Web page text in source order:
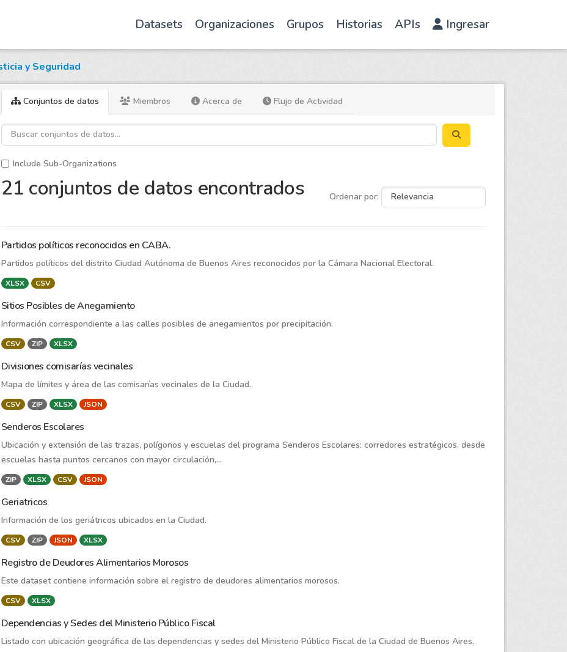
Datasets Organizaciones Grupos Historias APIs Ingresar
y Seguridad
Conjuntos de datos Miembros Acerca de Flujo de Actividad
Include Sub-Organizations
Ordenar por
21 conjuntos de datos encontrados
Partidos políticos reconocidos en CABA.
Partidos políticos del distrito Ciudad Autónoma de Buenos Aires reconocidos por la Cámara Nacional Electoral.
XLSX CSV
Sitios Posibles de Anegamiento
Información correspondiente a las calles posibles de anegamientos por precipitación.
CSV ZIP XLSX
Divisiones comisarías vecinales
Mapa de límites y área de las comisarías vecinales de la Ciudad.
CSV ZIP XLSX JSON
Senderos Escolares
Ubicación y extensión de las trazas, polígonos y escuelas del programa Senderos Escolares: corredores estratégicos, desde
escuelas hasta puntos cercanos con mayor circulación,...
ZIP XLSX CSV JSON
Geriatricos
Información de los geriátricos ubicados en la Ciudad.
CSV ZIP JSON XLSX
Registro de Deudores Alimentarios Morosos
Este dataset contiene información sobre el registro de deudores alimentarios morosos.
CSV XLSX
Dependencias y Sedes del Ministerio Público Fiscal
Listado con ubicación geográfica de las dependencias y sedes del Ministerio Público Fiscal de la Ciudad de Buenos Aires.